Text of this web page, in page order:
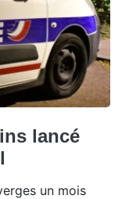
lancé
un mois